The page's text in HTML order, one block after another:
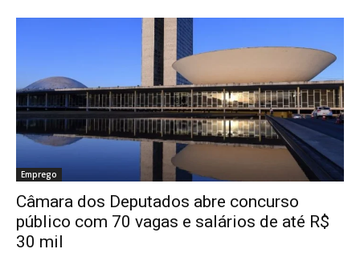
Emprego
Câmara dos Deputados abre concurso
público com 70 vagas e salários de até R$
30 mil